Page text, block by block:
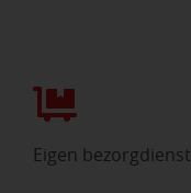
Eigen bezorgdienst